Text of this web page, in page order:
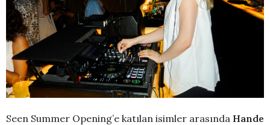
Seen Summer Opening’e katılan isimler arasında Hande